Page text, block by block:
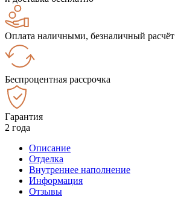
Оплата наличными, безналичный расчёт
Беспроцентная рассрочка
Гарантия
2 года
Описание
Отделка
Внутреннее наполнение
Информация
Отзывы